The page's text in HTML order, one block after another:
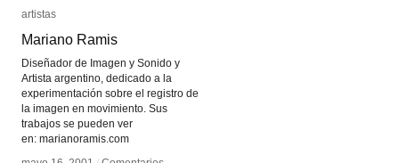
artistas
Mariano Ramis
Diseñador de Imagen y Sonido y
Artista argentino, dedicado a la
experimentación sobre el registro de
la imagen en movimiento. Sus
trabajos se pueden ver
en: marianoramis.com
artistas
Mariano Ramis